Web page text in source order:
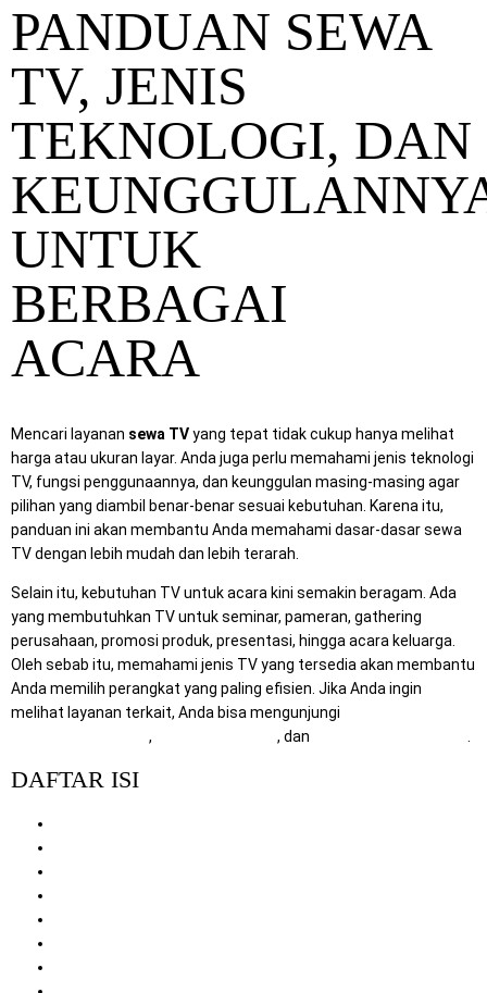
PANDUAN SEWA
TV, JENIS
TEKNOLOGI, DAN
UNTUK
BERBAGAI
ACARA
Mencari layanan sewa TVyang tepat tidak cukup hanya melihat
harga atau ukuran layar. Anda juga perlu memahami jenis teknologi
TV, fungsi penggunaannya, dan keunggulan masing-masing agar
pilihan yang diambil benar-benar sesuai kebutuhan. Karena itu,
panduan ini akan membantu Anda memahami dasar-dasar sewa
TV dengan lebih mudah dan lebih terarah.
Selain itu, kebutuhan TV untuk acara kini semakin beragam. Ada
yang membutuhkan TV untuk seminar, pameran, gathering
perusahaan, promosi produk, presentasi, hingga acara keluarga.
Oleh sebab itu, memahami jenis TV yang tersedia akan membantu
Anda memilih perangkat yang paling efisien. Jika Anda ingin
melihat layanan terkait, Anda bisa mengunjungi
, , dan
DAFTAR ISI